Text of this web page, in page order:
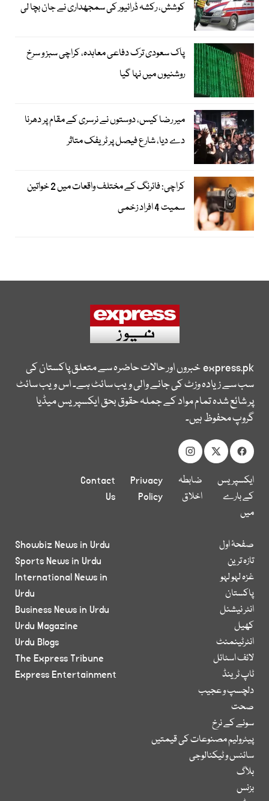
کوشش، رکشہ ڈرائیور کی سمجھداری نے جان بچا لی
پاک سعودی ترک دفاعی معاہدہ، کراچی سبز و سرخ
روشنیوں میں نہا گیا
میر رضا کیس، دوستوں نے نرسری کے مقام پر دھرنا
دے دیا، شارع فیصل پر ٹریفک متاثر
کراچی: فائرنگ کے مختلف واقعات میں 2 خواتین
سمیت 4 افراد زخمی
express.pkخبروں اور حالات حاضرہ سے متعلق پاکستان کی
سب سے زیادہ وزٹ کی جانے والی ویب سائٹ ہے۔ اس ویب سائٹ
پر شائع شدہ تمام مواد کے جملہ حقوق بحق ایکسپریس میڈیا
گروپ محفوظ ہیں۔
ایکسپریس
کے بارے
میں
ضابطہ
اخلاق
Privacy
Policy
Contact
Us
صفحۂ اول
تازہ ترین
غزہ لہو لہو
پاکستان
انٹر نیشنل
کھیل
انٹرٹینمنٹ
لائف اسٹائل
ٹاپ ٹرینڈ
دلچسپ و عجیب
صحت
سونے کے نرخ
پیٹرولیم مصنوعات کی قیمتیں
سائنس و ٹیکنالوجی
بلاگ
بزنس
Showbiz News in Urdu
Sports News in Urdu
International News in
Urdu
Business News in Urdu
Urdu Magazine
Urdu Blogs
The Express Tribune
Express Entertainment